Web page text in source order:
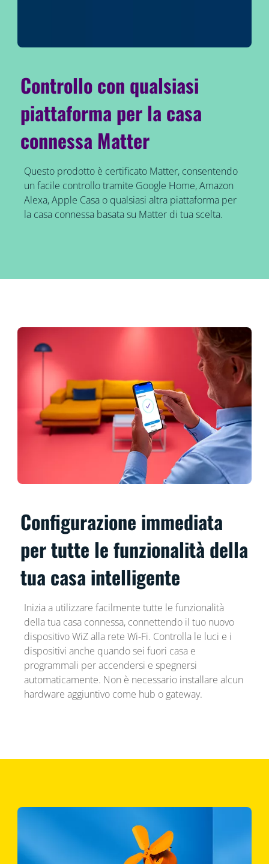
Controllo con qualsiasi
piattaforma per la casa
connessa Matter
Questo prodotto è certificato Matter, consentendo
un facile controllo tramite Google Home, Amazon
Alexa, Apple Casa o qualsiasi altra piattaforma per
la casa connessa basata su Matter di tua scelta.
Configurazione immediata
per tutte le funzionalità della
tua casa intelligente
Inizia a utilizzare facilmente tutte le funzionalità
della tua casa connessa, connettendo il tuo nuovo
dispositivo WiZ alla rete Wi-Fi. Controlla le luci e i
dispositivi anche quando sei fuori casa e
programmali per accendersi e spegnersi
automaticamente. Non è necessario installare alcun
hardware aggiuntivo come hub o gateway.